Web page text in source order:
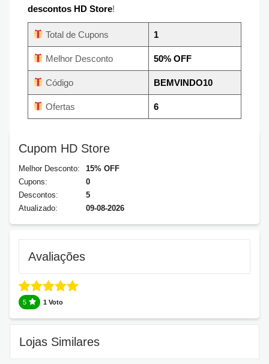
descontos HD Store!
Total de Cupons 1
Melhor Desconto 50% OFF
Código BEMVINDO10
Ofertas 6
Cupom HD Store
Melhor Desconto:
15% OFF
Cupons:
0
Descontos:
5
Atualizado:
09-08-2026
Avaliações
5 1 Voto
Lojas Similares